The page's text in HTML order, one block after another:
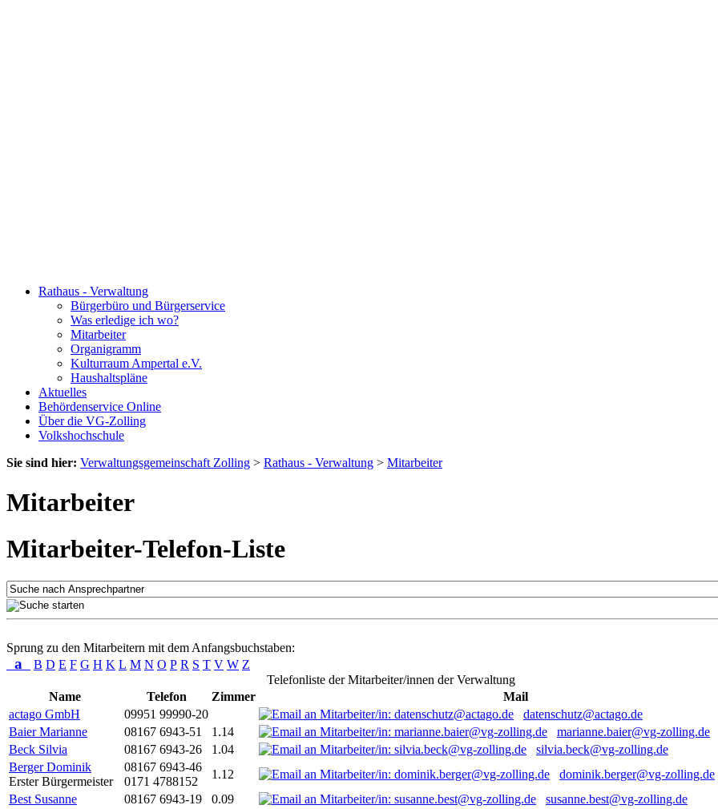
Rathaus - Verwaltung
Bürgerbüro und Bürgerservice
Was erledige ich wo?
Mitarbeiter
Organigramm
Kulturraum Ampertal e.V.
Haushaltspläne
Aktuelles
Behördenservice Online
Über die VG-Zolling
Volkshochschule
Sie sind hier: Verwaltungsgemeinschaft Zolling > Rathaus - Verwaltung > Mitarbeiter
Mitarbeiter
Mitarbeiter-Telefon-Liste
Sprung zu den Mitarbeitern mit dem Anfangsbuchstaben:
a B D E F G H K L M N O P R S T V W Z
Telefonliste der Mitarbeiter/innen der Verwaltung
Name
Telefon Zimmer
Mail
actago GmbH
09951 99990-20
datenschutz@actago.de
Baier Marianne
08167 6943-51 1.14
marianne.baier@vg-zolling.de
Beck Silvia
08167 6943-26 1.04
silvia.beck@vg-zolling.de
Berger Dominik
Erster Bürgermeister
08167 6943-46
0171 4788152
1.12
dominik.berger@vg-zolling.de
Best Susanne
08167 6943-19 0.09
susanne.best@vg-zolling.de